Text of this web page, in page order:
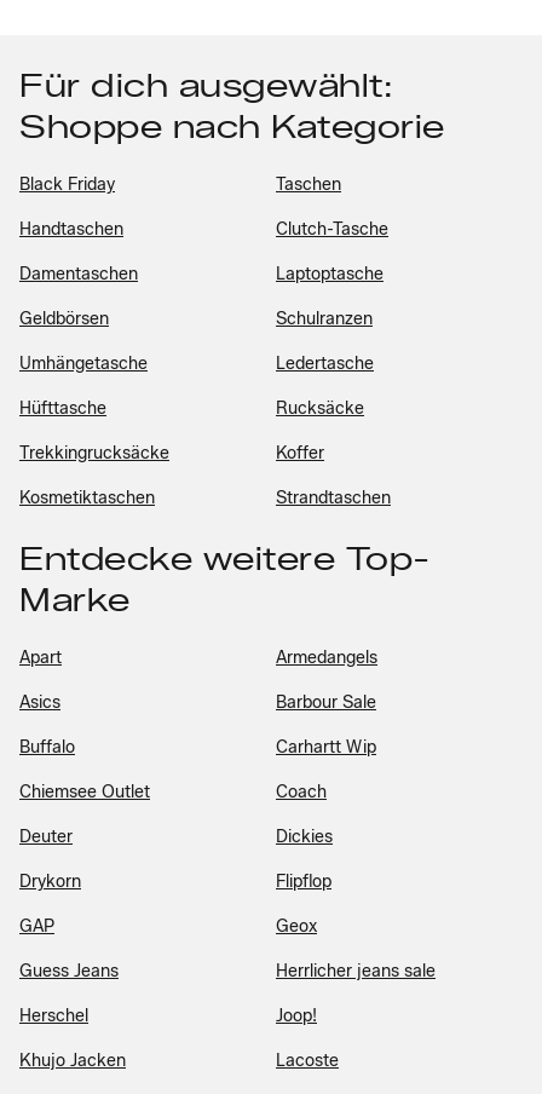
Für dich ausgewählt:
Shoppe nach Kategorie
Black Friday Taschen
Handtaschen Clutch-Tasche
Damentaschen Laptoptasche
Geldbörsen Schulranzen
Umhängetasche Ledertasche
Hüfttasche Rucksäcke
Trekkingrucksäcke Koffer
Kosmetiktaschen Strandtaschen
Entdecke weitere Top-
Marke
Apart Armedangels
Asics Barbour Sale
Buffalo Carhartt Wip
Chiemsee Outlet Coach
Deuter Dickies
Drykorn Flipflop
GAP Geox
Guess Jeans Herrlicher jeans sale
Herschel Joop!
Khujo Jacken Lacoste